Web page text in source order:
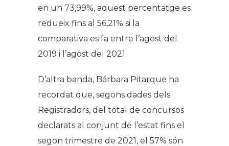
en un 73,99%, aquest percentatge es
redueix fins al 56,21% si la
comparativa es fa entre l’agost del
2019 i l’agost del 2021.
D’altra banda, Bárbara Pitarque ha
recordat que, segons dades dels
Registradors, del total de concursos
declarats al conjunt de l’estat fins el
segon trimestre de 2021, el 57% són